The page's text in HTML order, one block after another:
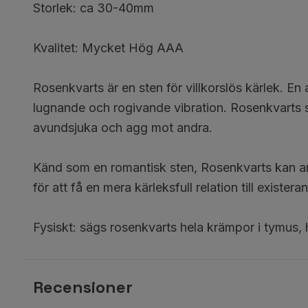
Storlek: ca 30-40mm
Kvalitet: Mycket Hög AAA
Rosenkvarts är en sten för villkorslös kärlek.
lugnande och rogivande vibration.
avundsjuka och agg mot andra.
Känd som en romantisk sten, Rosenkvarts kan
för att få en mera kärleksfull relation till
Fysiskt: sägs rosenkvarts hela krämpor i tymus,
Recensioner